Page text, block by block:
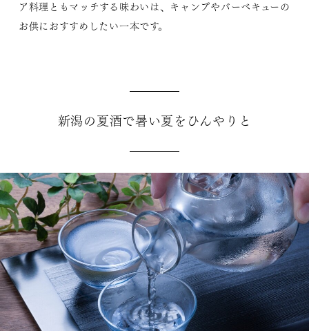
ア料理ともマッチする味わいは、キャンプやバーベキューの
お供におすすめしたい一本です。
新潟の夏酒で暑い夏をひんやりと